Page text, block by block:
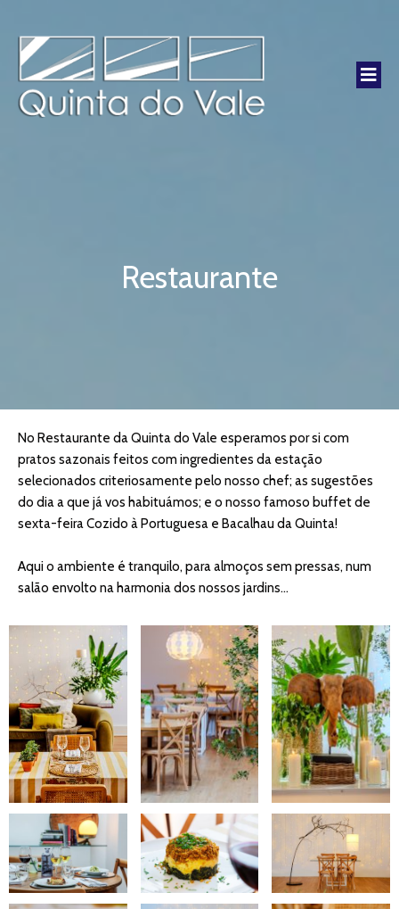
Restaurante
No Restaurante da Quinta do Vale esperamos por si com
pratos sazonais feitos com ingredientes da estação
selecionados criteriosamente pelo nosso chef; as sugestões
do dia a que já vos habituámos; e o nosso famoso buffet de
sexta-feira Cozido à Portuguesa e Bacalhau da Quinta!
Aqui o ambiente é tranquilo, para almoços sem pressas, num
salão envolto na harmonia dos nossos jardins...